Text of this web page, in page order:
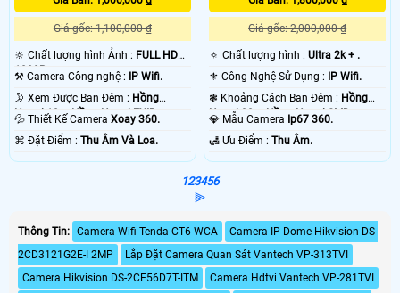
Giá gốc: 1,100,000 ₫
🔆 Chất lượng hình Ảnh : FULL HD
1080P .
⚒ Camera Công nghệ : IP Wifi.
🌛 Xem Được Ban Đêm : Hồng
Ngoại 10m Hồng Ngoại EXIR.
💦 Thiết Kế Camera Xoay 360.
️⌘ Đặt Điểm : Thu Âm Và Loa.
Giá gốc: 2,000,000 ₫
🔅 Chất lượng hình :Ultra 2k + .
⚜️ Công Nghệ Sử Dụng : IP Wifi.
❃ Khoảng Cách Ban Đêm : Hồng
Ngoại 30m Hồng Ngoại SMD.
💎 Mẫu Camera Ip67 360.
️🛃 Ưu Điểm :Thu Âm.
123456
⫸
Thông Tin: Camera Wifi Tenda CT6-WCA
Camera IP Dome Hikvision DS-
2CD3121G2E-I 2MP
Lắp Đặt Camera Quan Sát Vantech VP-313TVI
Camera Hikvision DS-2CE56D7T-ITM
Camera Hdtvi Vantech VP-281TVI